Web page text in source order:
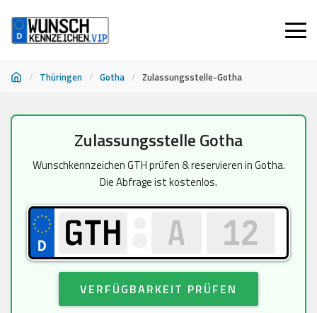
/ Thüringen / Gotha / Zulassungsstelle-Gotha
springen
Zulassungsstelle Gotha
Wunschkennzeichen GTH prüfen & reservieren in Gotha.
Die Abfrage ist kostenlos.
VERFÜGBARKEIT PRÜFEN